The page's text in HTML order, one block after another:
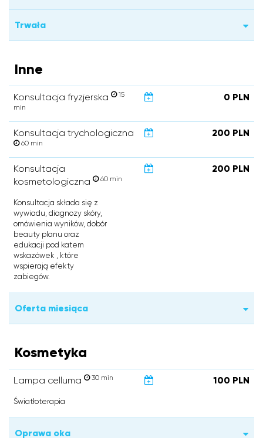
Trwała
Inne
Konsultacja fryzjerska
15
min
0 PLN
Konsultacja trychologiczna
60 min
200 PLN
Konsultacja
kosmetologiczna
60 min
200 PLN
Konsultacja składa się z
wywiadu, diagnozy skóry,
omówienia wyników, dobór
beauty planu oraz
edukacji pod katem
wskazówek , które
wspierają efekty
zabiegów.
Oferta miesiąca
Kosmetyka
Lampa celluma 30 min 100 PLN
Światłoterapia
Oprawa oka